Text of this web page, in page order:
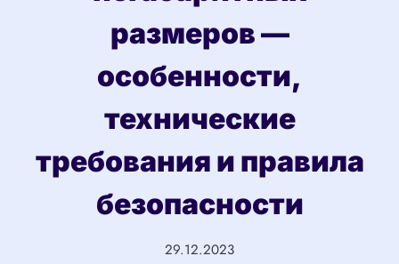
размеров —
особенности,
технические
требования и правила
безопасности
29.12.2023